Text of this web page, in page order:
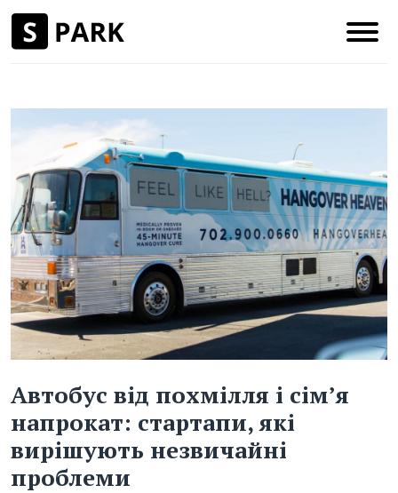
Автобус від похмілля і сім’я
напрокат: стартапи, які
вирішують незвичайні
проблеми